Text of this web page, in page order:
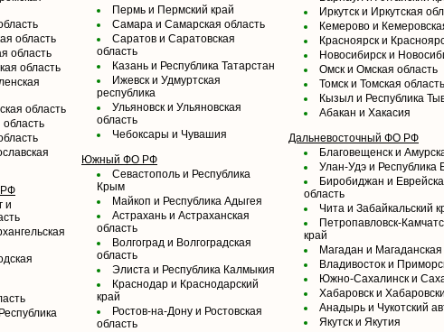
область
область
область
область
область
и
Пермь и Пермский край
Самара и Самарская область
Саратов и Саратовская
область
Казань и Республика Татарстан
Ижевск и Удмуртская
республика
Ульяновск и Ульяновская
область
Чебоксары и Чувашия
Южный ФО РФ
Севастополь и Республика
Крым
Майкоп и Республика Адыгея
Астрахань и Астраханская
область
Волгоград и Волгоградская
область
Элиста и Республика Калмыкия
Краснодар и Краснодарский
край
Ростов-на-Дону и Ростовская
область
Иркутск и Иркутская
Кемерово и
Красноярск и
Новосибирск и
Омск и Омская область
Томск и Томская область
Кызыл и Республика
Абакан и Хакасия
Дальневосточный ФО РФ
Благовещенск и
Улан-Удэ и Республика
Биробиджан и
область
Чита и Забайкальский
Петропавловск-
край
Магадан и Магаданская
Владивосток и
Южно-Сахалинск и
Хабаровск и
Анадырь и Чукотский
Якутск и Якутия